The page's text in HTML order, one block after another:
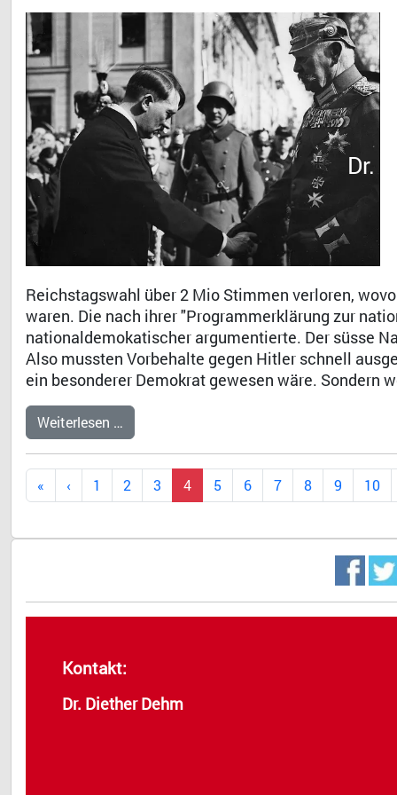
Dr.
Reichstagswahl über 2 Mio Stimmen verloren,
waren. Die nach ihrer "Programmerklärung zur
nationaldemokatischer argumentierte. Der süsse
Also mussten Vorbehalte gegen Hitler schnell
ein besonderer Demokrat gewesen wäre. Sondern
Weiterlesen …
1 2 3 4 5 6 7 8 9 10
Kontakt:
Dr. Diether Dehm